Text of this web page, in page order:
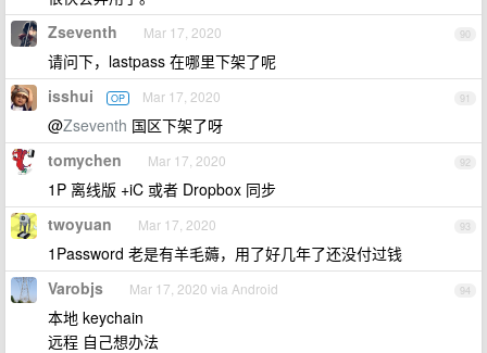
90
Zseventh Mar 17, 2020
请问下，lastpass 在哪里下架了呢
91
isshui OP Mar 17, 2020
@Zseventh 国区下架了呀
92
tomychen Mar 17, 2020
1P 离线版 +iC 或者 Dropbox 同步
93
twoyuan Mar 17, 2020
1Password 老是有羊毛薅，用了好几年了还没付过钱
94
Varobjs Mar 17, 2020 via Android
本地 keychain
远程 自己想办法